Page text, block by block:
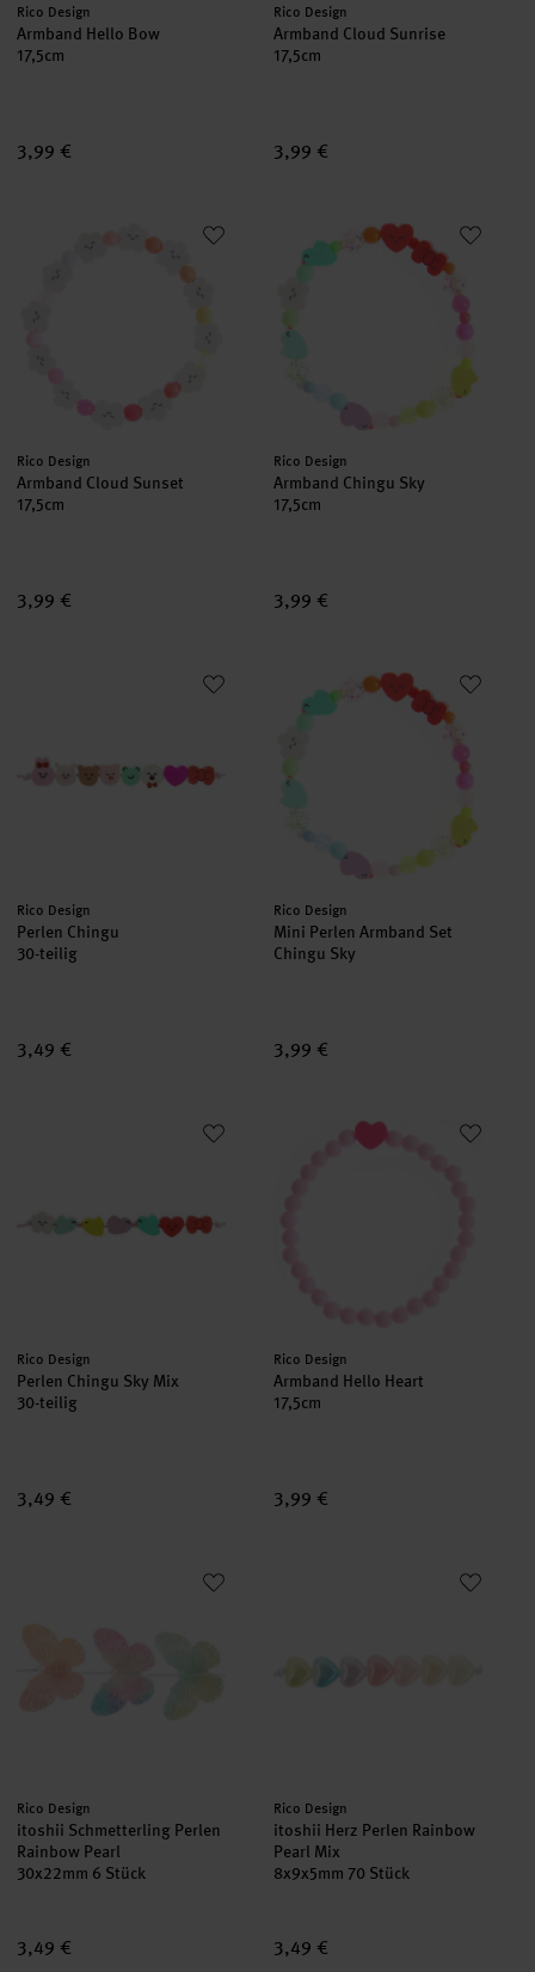
Hersteller:
Rico Design
Armband Hello Bow
17,5cm
3,99 €
Hersteller:
Rico Design
Armband Cloud Sunrise
17,5cm
3,99 €
Hersteller:
Rico Design
Armband Cloud Sunset
17,5cm
3,99 €
Armband Chingu Sky
Hersteller:
Rico Design
Armband Chingu Sky
17,5cm
3,99 €
Hersteller:
Rico Design
Perlen Chingu
30-teilig
3,49 €
Mini Perlen Armband Set
Hersteller:
Rico Design
Mini Perlen Armband Set
Chingu Sky
3,99 €
Hersteller:
Rico Design
Perlen Chingu Sky Mix
30-teilig
3,49 €
Armband Hello Heart
Hersteller:
Rico Design
Armband Hello Heart
17,5cm
3,99 €
itoshii Schmetterling Perlen Rainbow Pearl
Hersteller:
Rico Design
itoshii Schmetterling Perlen
Rainbow Pearl
30x22mm 6 Stück
3,49 €
itoshii Herz Perlen Rainbow
Hersteller:
Rico Design
itoshii Herz Perlen Rainbow
Pearl Mix
8x9x5mm 70 Stück
3,49 €